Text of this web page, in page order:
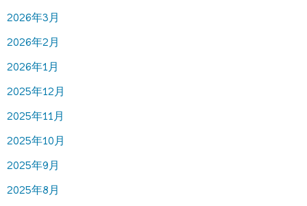
2026年3月
2026年2月
2026年1月
2025年12月
2025年11月
2025年10月
2025年9月
2025年8月